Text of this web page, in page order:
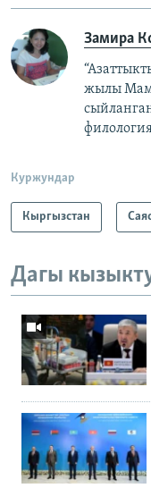
Замира
жылы
Куржундар
Кыргызстан
Дагы